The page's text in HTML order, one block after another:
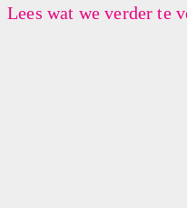
Lees wat we verder te